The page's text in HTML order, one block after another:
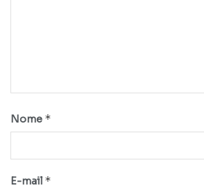
Nome *
E-mail *